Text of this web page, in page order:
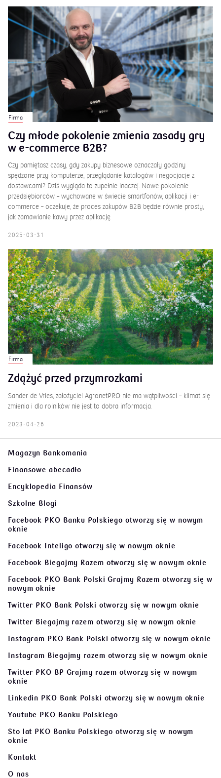
Firma
Czy młode pokolenie zmienia zasady gry
w e-commerce B2B?
Czy pamiętasz czasy, gdy zakupy biznesowe oznaczały godziny
spędzone przy komputerze, przeglądanie katalogów i negocjacje z
dostawcami? Dziś wygląda to zupełnie inaczej. Nowe pokolenie
przedsiębiorców – wychowane w świecie smartfonów, aplikacji i e-
commerce – oczekuje, że proces zakupów B2B będzie równie prosty,
jak zamawianie kawy przez aplikację.
2025-03-31
Firma
Zdążyć przed przymrozkami
Sander de Vries, założyciel AgronetPRO nie ma wątpliwości – klimat się
zmienia i dla rolników nie jest to dobra informacja.
2023-04-26
Magazyn Bankomania
Finansowe abecadło
Encyklopedia Finansów
Szkolne Blogi
Facebook PKO Banku Polskiego otworzy się w nowym
oknie
Facebook Inteligo otworzy się w nowym oknie
Facebook Biegajmy Razem otworzy się w nowym oknie
Facebook PKO Bank Polski Grajmy Razemotworzy się w
nowym oknie
Twitter PKO Bank Polski otworzy się w nowym oknie
Twitter Biegajmy razem otworzy się w nowym oknie
Instagram PKO Bank Polski otworzy się w nowym oknie
Instagram Biegajmy razem otworzy się w nowym oknie
Twitter PKO BP Grajmy razem otworzy się w nowym
oknie
Linkedin PKO Bank Polski otworzy się w nowym oknie
Youtube PKO Banku Polskiego
Sto lat PKO Banku Polskiego otworzy się w nowym
oknie
Kontakt
O nas